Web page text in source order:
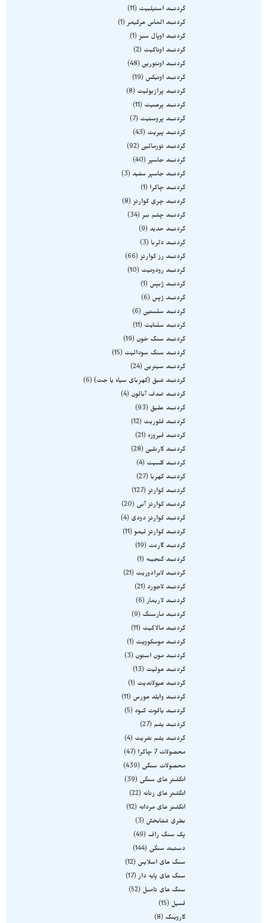
گردنبند استیلبیت
11
گردنبند الماس هرکیمر 1
گردنبند اوپال سبز 1
گردنبند اوناکیت
2
گردنبند اونتورین 48
گردنبند اونیکس
19
گردنبند پرازیولیت
8
گردنبند پرهنیت
11
گردنبند پروستیت
7
گردنبند پیریت
43
گردنبند تورمالین 92
گردنبند جاسپر 40
گردنبند جاسپر سفید
3
گردنبند چاکرا
1
گردنبند چری کوارتز 8
گردنبند چشم ببر 34
گردنبند حدید
9
گردنبند دلربا
3
گردنبند رز کوارتز 66
گردنبند رودونیت
10
گردنبند ژبپس
1
گردنبند ژپس
6
گردنبند سلستین 6
گردنبند سلنایت
11
گردنبند سنگ خون
19
گردنبند سنگ سودالیت
15
گردنبند سیترین 24
گردنبند شبق (کهربای سیاه یا جت) 6
گردنبند صدف آبالون
4
گردنبند عقیق
93
گردنبند فلوریت
12
گردنبند فیروزه
21
گردنبند کارنلین 28
گردنبند کلسیت
4
گردنبند کهربا
27
گردنبند کوارتز 127
گردنبند کوارتز آبی
20
گردنبند کوارتز دودی
4
گردنبند کوارتز لیمو 11
گردنبند گارنت
19
گردنبند گنجینه
1
گردنبند لابرادوریت
21
گردنبند لاجورد
21
گردنبند لاریمار 6
گردنبند مارسنگ
9
گردنبند مالاکیت
11
گردنبند موسکوویت
1
گردنبند مون استون
3
گردنبند هولیت
13
گردنبند هیولاندیت
1
گردنبند وایلد هورس
11
گردنبند یاقوت کبود
5
گردنبند یشم
27
گردنبند یشم نفریت
4
محصولات 7 چاکرا
47
محصولات سنگی
439
انگشتر های سنگی
39
انگشتر های زنانه
22
انگشتر های مردانه
12
بطری شفابخش
3
پک سنگ راف
49
دستبند سنگی
144
سنگ های اسلایس
12
سنگ های پایه دار 17
سنگ های تامبل
52
فسیل
15
کاروینگ
8